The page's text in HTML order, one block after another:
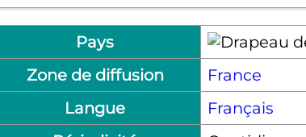
Pays
Zone de diffusion
France
Langue
Français